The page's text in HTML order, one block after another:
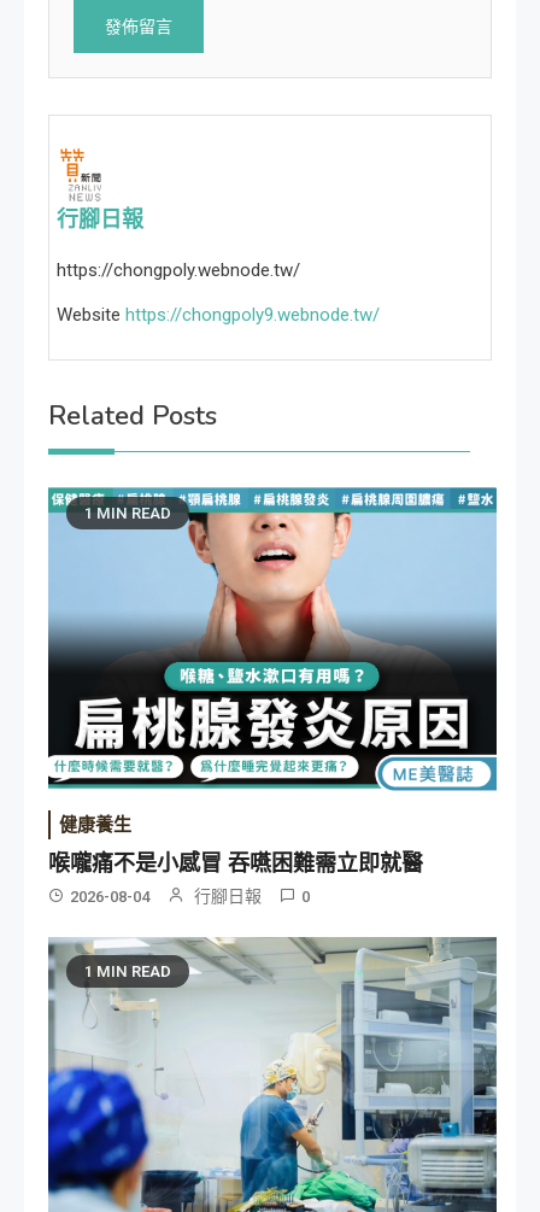
行腳日報
https://chongpoly.webnode.tw/
Website https://chongpoly9.webnode.tw/
Related Posts
1 MIN READ
健康養生
喉嚨痛不是小感冒 吞嚥困難需立即就醫
2026-08-04 行腳日報 0
1 MIN READ